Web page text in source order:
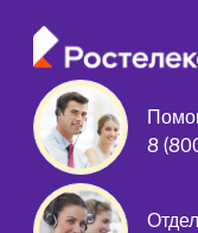
8
улица